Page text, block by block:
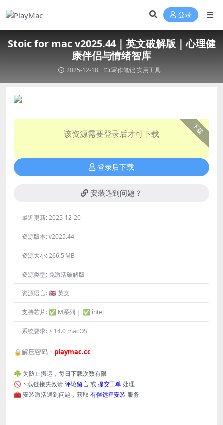
登录
Stoic for mac v2025.44｜英文破解版｜心理健
康伴侣与情绪智库
2025-12-18 写作笔记实用工具
下载
该资源需要登录后才可下载
登录后下载
安装遇到问题？
最近更新:2025-12-20
资源版本:v2025.44
资源大小:266.5 MB
资源类型:免激活破解版
资源语言:🇬🇧 英文
支持芯片: ✅ M系列｜ ✅ intel
系统要求:> 14.0 macOS
🔒解压密码： playmac.cc
☘️ 为防止搬运，每日下载次数有限
🚫下载链接失效请评论留言或提交工单处理
🧰 安装激活遇到问题，获取 有偿远程安装 服务